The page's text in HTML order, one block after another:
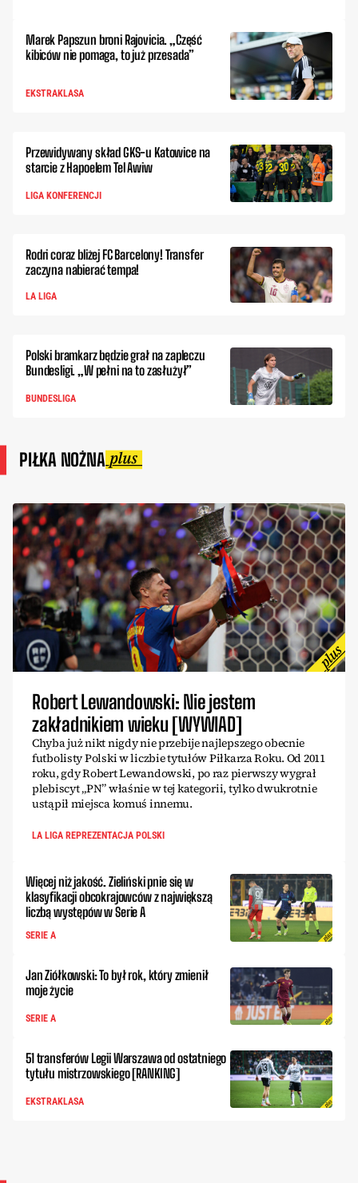
Marek Papszun broni Rajovicia. „Część
kibiców nie pomaga, to już przesada”
EKSTRAKLASA
Przewidywany skład GKS-u Katowice na
starcie z Hapoelem Tel Awiw
LIGA KONFERENCJI
Rodri coraz bliżej FC Barcelony! Transfer
zaczyna nabierać tempa!
LA LIGA
Polski bramkarz będzie grał na zapleczu
Bundesligi. „W pełni na to zasłużył”
BUNDESLIGA
PIŁKA NOŻNA
Robert Lewandowski: Nie jestem
zakładnikiem wieku [WYWIAD]
Chyba już nikt nigdy nie przebije najlepszego obecnie
futbolisty Polski w liczbie tytułów Piłkarza Roku. Od 2011
roku, gdy Robert Lewandowski, po raz pierwszy wygrał
plebiscyt „PN” właśnie w tej kategorii, tylko dwukrotnie
ustąpił miejsca komuś innemu.
LA LIGA REPREZENTACJA POLSKI
Więcej niż jakość. Zieliński pnie się w
klasyfikacji obcokrajowców z największą
liczbą występów w Serie A
SERIE A
Jan Ziółkowski: To był rok, który zmienił
moje życie
SERIE A
51 transferów Legii Warszawa od ostatniego
tytułu mistrzowskiego [RANKING]
EKSTRAKLASA